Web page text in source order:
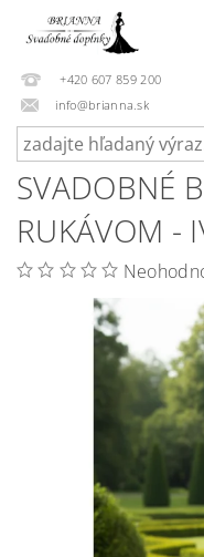
+420 607 859 200
info@brianna.sk
SVADOBNÉ
RUKÁVOM -